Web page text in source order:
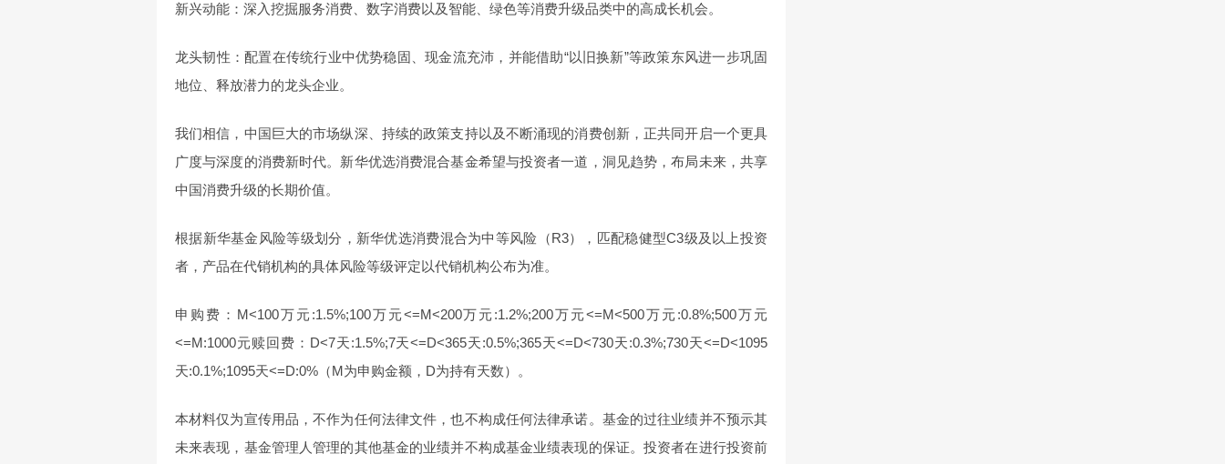
新兴动能：深入挖掘服务消费、数字消费以及智能、绿色等消费升级品类中的高成长机会。
龙头韧性：配置在传统行业中优势稳固、现金流充沛，并能借助“以旧换新”等政策东风进一步巩固
地位、释放潜力的龙头企业。
我们相信，中国巨大的市场纵深、持续的政策支持以及不断涌现的消费创新，正共同开启一个更具
广度与深度的消费新时代。新华优选消费混合基金希望与投资者一道，洞见趋势，布局未来，共享
中国消费升级的长期价值。
根据新华基金风险等级划分，新华优选消费混合为中等风险（R3），匹配稳健型C3级及以上投资
者，产品在代销机构的具体风险等级评定以代销机构公布为准。
申购费：M<100万元:1.5%;100万元<=M<200万元:1.2%;200万元<=M<500万元:0.8%;500万元
<=M:1000元赎回费：D<7天:1.5%;7天<=D<365天:0.5%;365天<=D<730天:0.3%;730天<=D<1095
天:0.1%;1095天<=D:0%（M为申购金额，D为持有天数）。
本材料仅为宣传用品，不作为任何法律文件，也不构成任何法律承诺。基金的过往业绩并不预示其
未来表现，基金管理人管理的其他基金的业绩并不构成基金业绩表现的保证。投资者在进行投资前